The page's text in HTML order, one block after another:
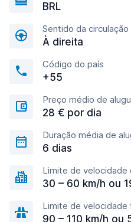
BRL
Sentido da circulação
À direita
Código do país
+55
Preço médio de
28 € por dia
Duração média de
6 dias
Limite de velocidade
30 – 60 km/h ou
Limite de velocidade
90 – 110 km/h ou